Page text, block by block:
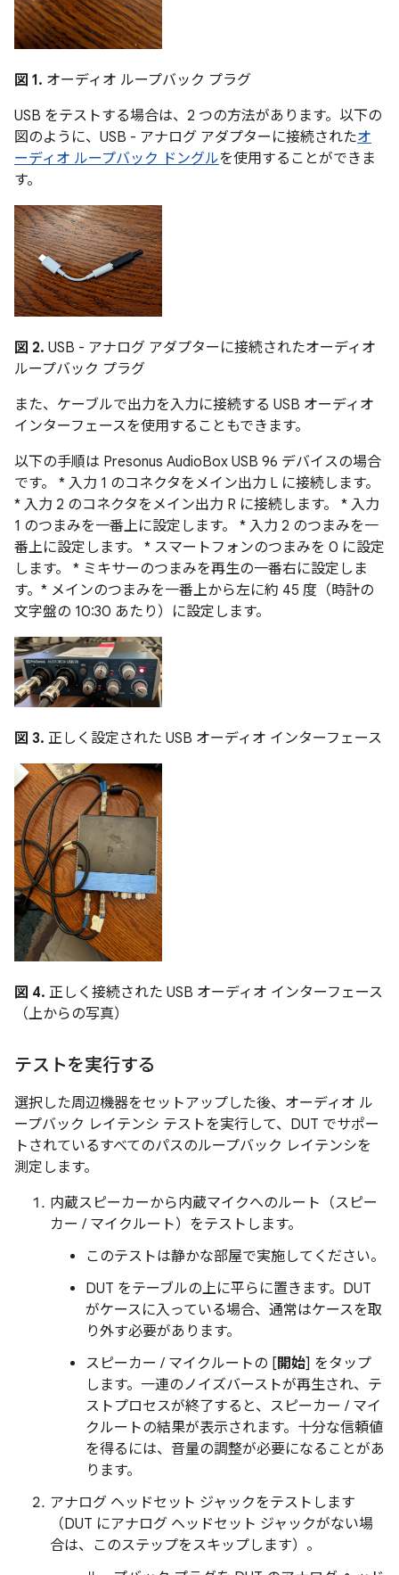
図 1. オーディオ ループバック プラグ
USB をテストする場合は、2 つの方法があります。以下の
図のように、USB - アナログ アダプターに接続されたオ
ーディオ ループバック ドングルを使用することができま
す。
図 2. USB - アナログ アダプターに接続されたオーディオ
ループバック プラグ
また、ケーブルで出力を入力に接続する USB オーディオ
インターフェースを使用することもできます。
以下の手順は Presonus AudioBox USB 96 デバイスの場合
です。 * 入力 1 のコネクタをメイン出力 L に接続します。
* 入力 2 のコネクタをメイン出力 R に接続します。 * 入力
1 のつまみを一番上に設定します。 * 入力 2 のつまみを一
番上に設定します。 * スマートフォンのつまみを 0 に設定
します。 * ミキサーのつまみを再生の一番右に設定しま
す。* メインのつまみを一番上から左に約 45 度（時計の
文字盤の 10:30 あたり）に設定します。
図 3. 正しく設定された USB オーディオ インターフェース
図 4. 正しく接続された USB オーディオ インターフェース
（上からの写真）
テストを実行する
選択した周辺機器をセットアップした後、オーディオ ル
ープバック レイテンシ テストを実行して、DUT でサポー
トされているすべてのパスのループバック レイテンシを
測定します。
内蔵スピーカーから内蔵マイクへのルート（スピー
カー / マイクルート）をテストします。
このテストは静かな部屋で実施してください。
DUT をテーブルの上に平らに置きます。DUT
がケースに入っている場合、通常はケースを取
り外す必要があります。
スピーカー / マイクルートの [ 開始] をタップ
します。一連のノイズバーストが再生され、テ
ストプロセスが終了すると、スピーカー / マイ
クルートの結果が表示されます。十分な信頼値
を得るには、音量の調整が必要になることがあ
ります。
アナログ ヘッドセット ジャックをテストします
（DUT にアナログ ヘッドセット ジャックがない場
合は、このステップをスキップします）。